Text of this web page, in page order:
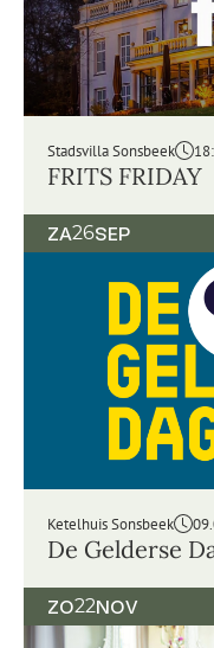
Stadsvilla Sonsbeek
FRITS FRIDAY
ZA26SEP
Ketelhuis Sonsbeek
De Gelderse
ZO22NOV